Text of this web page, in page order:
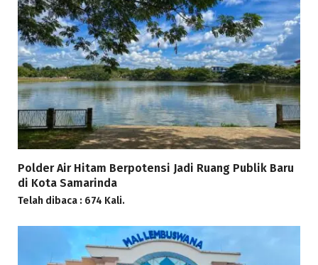
Polder Air Hitam Berpotensi Jadi Ruang Publik Baru
di Kota Samarinda
Telah dibaca : 674 Kali.